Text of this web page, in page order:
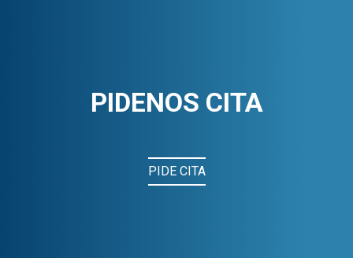
PIDENOS CITA
PIDE CITA